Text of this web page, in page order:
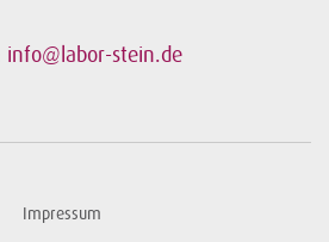
info@labor-stein.de
Impressum